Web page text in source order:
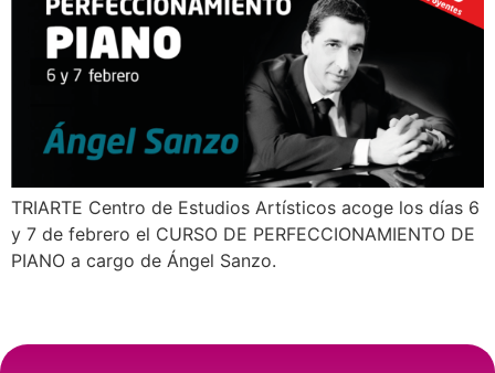
TRIARTE Centro de Estudios Artísticos acoge los días 6
y 7 de febrero el CURSO DE PERFECCIONAMIENTO DE
PIANO a cargo de Ángel Sanzo.